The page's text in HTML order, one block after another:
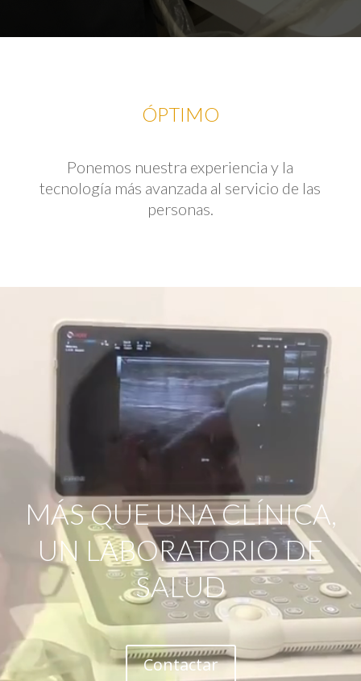
ÓPTIMO
Ponemos nuestra experiencia y la
tecnología más avanzada al servicio de las
personas.
MÁS QUE UNA CLÍNICA,
UN LABORATORIO DE
SALUD
Contactar